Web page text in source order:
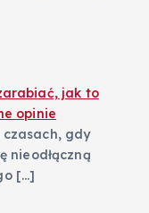
jak to
opinie
czasach, gdy
nieodłączną
[…]